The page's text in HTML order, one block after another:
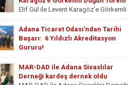
mıyız? Hak Bilinci, Erişilebilirlik ve
Toplumsal Farkındalık...
yemin töreni düzenlendi. Törene
Vekili...
Elif Gül ile Levent Karagöz’e Görkemli
Düğün Töreni Serbest Muhasebeci
Mali Müşavir ve Adana Serbest
Muhasebeci Mali Müşavirler Odası
Saymanı Yurdagül Gül ile iş ve mali
tanıdığı...
Adana Ticaret Odası’ndan Tarihi
Başarı: 6 Yıldızlı Akreditasyon
Gururu!
Adana Ticaret Odası’ndan Tarihi
Başarı: 6 Yıldızlı Akreditasyon Gururu!
‎ADANA Ticaret Odası (ATO), üyelerine
MAR-DAD ile Adana Sivaslılar
Derneği kardeş dernek oldu